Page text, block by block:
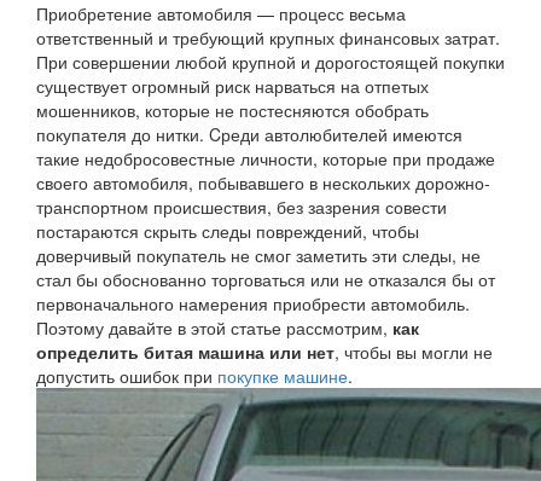
Приобретение автомобиля — процесс весьма
ответственный и требующий крупных финансовых затрат.
При совершении любой крупной и дорогостоящей покупки
существует огромный риск нарваться на отпетых
мошенников, которые не постесняются обобрать
покупателя до нитки. Cреди автолюбителей имеются
такие недобросовестные личности, которые при продаже
своего автомобиля, побывавшего в нескольких дорожно-
транспортном происшествия, без зазрения совести
постараются скрыть следы повреждений, чтобы
доверчивый покупатель не смог заметить эти следы, не
стал бы обоснованно торговаться или не отказался бы от
первоначального намерения приобрести автомобиль.
Поэтому давайте в этой статье рассмотрим, как
определить битая машина или нет, чтобы вы могли не
допустить ошибок при покупке машине.